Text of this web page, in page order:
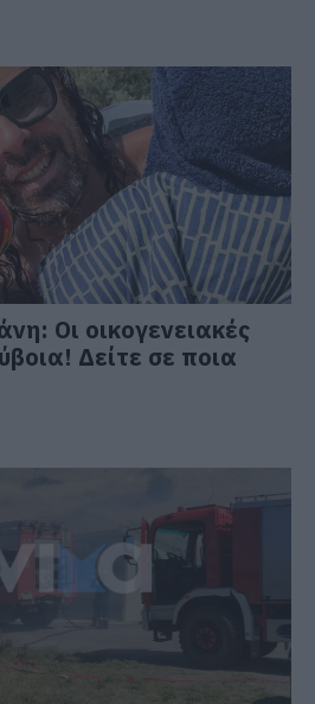
Οι οικογενειακές
Δείτε σε ποια